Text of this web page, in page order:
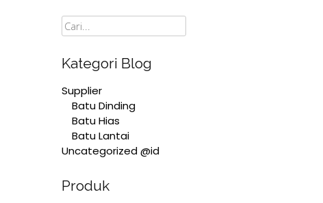
Cari
Kategori Blog
Supplier
Batu Dinding
Batu Hias
Batu Lantai
Uncategorized @id
Produk